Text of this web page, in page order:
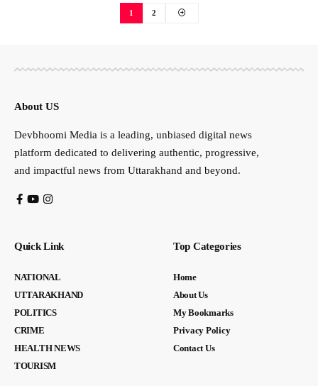
1 2
About US
Devbhoomi Media is a leading, unbiased digital news
platform dedicated to delivering authentic, progressive,
and impactful news from Uttarakhand and beyond.
Quick Link
NATIONAL
UTTARAKHAND
POLITICS
CRIME
HEALTH NEWS
TOURISM
Top Categories
Home
About Us
My Bookmarks
Privacy Policy
Contact Us